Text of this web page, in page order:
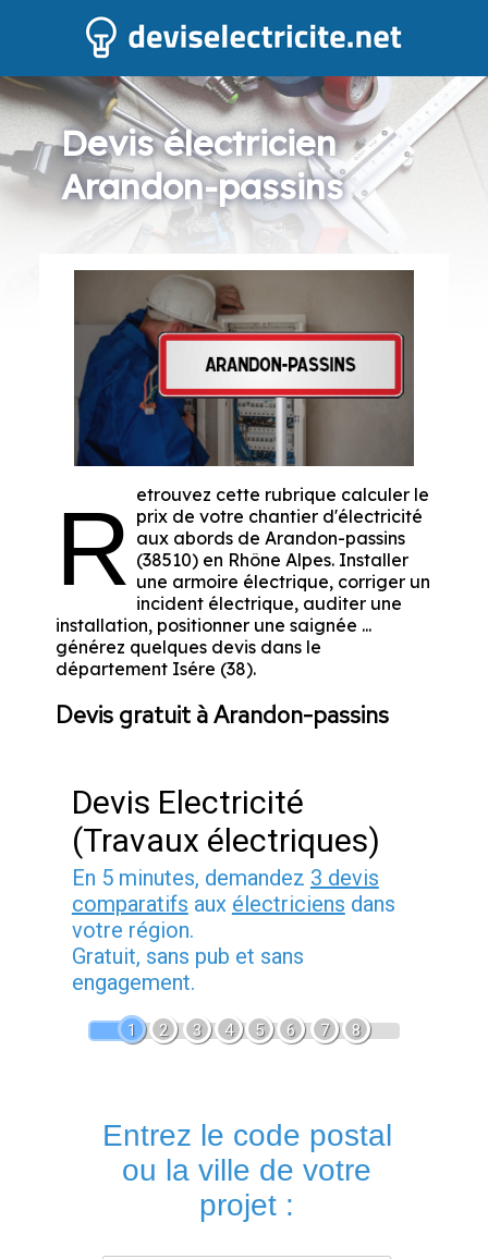
Devis électricien
Arandon-passins
R etrouvez cette rubrique calculer le
prix de votre chantier d'électricité
aux abords de Arandon-passins
(38510) en Rhône Alpes. Installer
une armoire électrique, corriger un
incident électrique, auditer une
installation, positionner une saignée ...
générez quelques devis dans le
département Isére (38).
Devis gratuit à Arandon-passins
Devis Electricité
(Travaux électriques)
En 5 minutes, demandez 3 devis
comparatifs aux électriciens dans
votre région.
Gratuit, sans pub et sans
engagement.
1 2 3 4 5 6 7 8
Entrez le code postal
ou la ville de votre
projet :